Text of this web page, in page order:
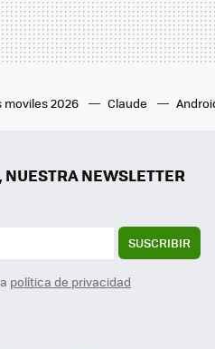
moviles 2026 Claude
NEWSLETTER
SUSCRIBIR
política de privacidad